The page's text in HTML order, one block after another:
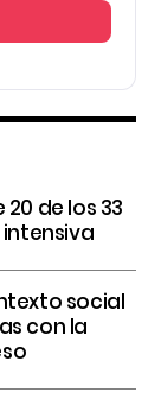
de los 33
intensiva
social
con la